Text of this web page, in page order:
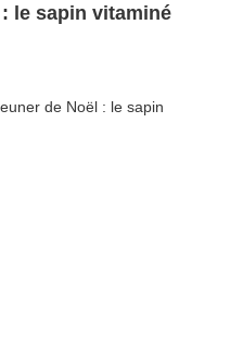
le sapin vitaminé